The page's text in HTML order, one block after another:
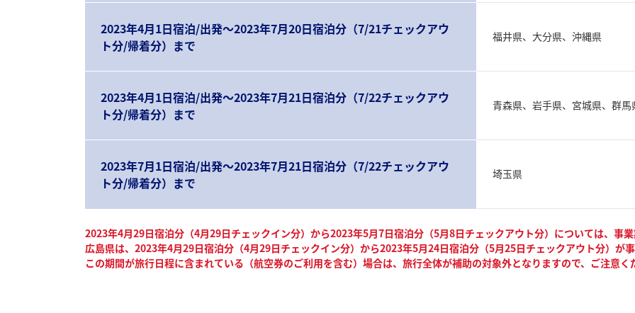
2023年4月1日宿泊/出発～2023年7月20日宿泊分（7/21チェックアウ
ト分/帰着分）まで
福井県、大分県、沖縄県
2023年4月1日宿泊/出発～2023年7月21日宿泊分（7/22チェックアウ
ト分/帰着分）まで
青森県、岩手県、宮城県、群
2023年7月1日宿泊/出発～2023年7月21日宿泊分（7/22チェックアウ
ト分/帰着分）まで
埼玉県
2023年4月29日宿泊分（4月29日チェックイン分）から2023年5月7日宿泊分（5月8日チェックアウト分）については、事
広島県は、2023年4月29日宿泊分（4月29日チェックイン分）から2023年5月24日宿泊分（5月25日チェックアウト分）が
この期間が旅行日程に含まれている（航空券のご利用を含む）場合は、旅行全体が補助の対象外となりますので、ご注意く